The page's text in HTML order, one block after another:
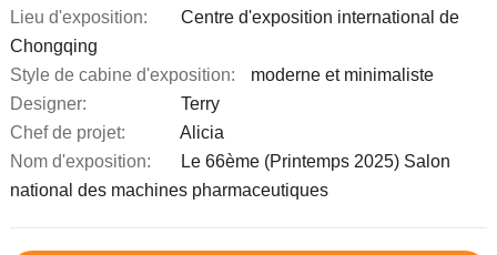
Lieu d'exposition:
Centre d'exposition international de
Chongqing
Style de cabine d'exposition:
moderne et minimaliste
Designer:
Terry
Chef de projet:
Alicia
Nom d'exposition:
Le 66ème (Printemps 2025) Salon
national des machines pharmaceutiques